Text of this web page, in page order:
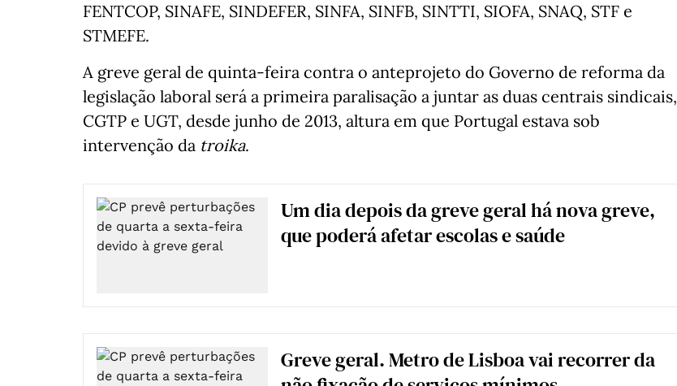
FENTCOP, SINAFE, SINDEFER, SINFA, SINFB, SINTTI, SIOFA, SNAQ, STF e
STMEFE.
A greve geral de quinta-feira contra o anteprojeto do Governo de reforma da
legislação laboral será a primeira paralisação a juntar as duas centrais sindicais,
CGTP e UGT, desde junho de 2013, altura em que Portugal estava sob
intervenção da troika.
Um dia depois da greve geral há nova greve,
que poderá afetar escolas e saúde
Greve geral. Metro de Lisboa vai recorrer da